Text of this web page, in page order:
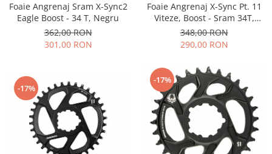
18" (varsta 5-7 ani)
16" (varsta 4-6 ani)
14" (varsta 3-5 ani)
SONERII
ALTE ACCESORII
SUPORTI/STANDURI
COMPONENTE
ANVELOPE SI CAMERE
CADRE SI PIESE
DIRECTIE
HANORACE
INCALTAMINTE
HUSE PANTOFI
PANTOFI CICLISM
MANUSI
OCHELARI
LENTILE
OCHELARI CASUAL
PROSOAPE FITNESS/YOGA
BANDAJE/PROTECTII/RECUPERARE
SPORT FIT
MASAJ
Foaie Angrenaj Sram X-Sync2
Eagle Boost - 34 T, Negru
362,00 RON
301,00 RON
Foaie Angrenaj X-Sync Pt. 11
Viteze, Boost - Sram 34T,
118Gr
348,00 RON
290,00 RON
-17%
-17%